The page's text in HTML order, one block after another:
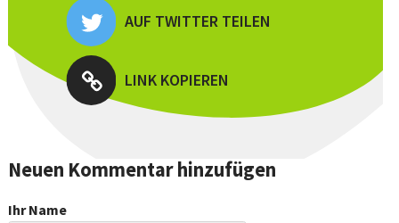
AUF TWITTER TEILEN
LINK KOPIEREN
Neuen Kommentar hinzufügen
Ihr Name